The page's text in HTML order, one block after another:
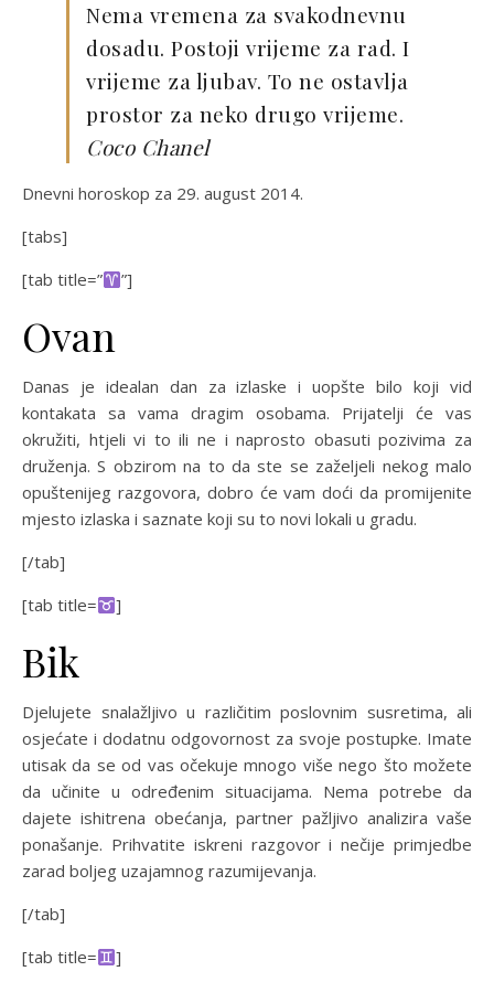
Nema vremena za svakodnevnu
dosadu. Postoji vrijeme za rad. I
vrijeme za ljubav. To ne ostavlja
prostor za neko drugo vrijeme.
Coco Chanel
Dnevni horoskop za 29. august 2014.
[tabs]
[tab title=”
”]
Ovan
Danas je idealan dan za izlaske i uopšte bilo koji vid
kontakata sa vama dragim osobama. Prijatelji će vas
okružiti, htjeli vi to ili ne i naprosto obasuti pozivima za
druženja. S obzirom na to da ste se zaželjeli nekog malo
opuštenijeg razgovora, dobro će vam doći da promijenite
mjesto izlaska i saznate koji su to novi lokali u gradu.
[/tab]
[tab title=
]
Bik
Djelujete snalažljivo u različitim poslovnim susretima, ali
osjećate i dodatnu odgovornost za svoje postupke. Imate
utisak da se od vas očekuje mnogo više nego što možete
da učinite u određenim situacijama. Nema potrebe da
dajete ishitrena obećanja, partner pažljivo analizira vaše
ponašanje. Prihvatite iskreni razgovor i nečije primjedbe
zarad boljeg uzajamnog razumijevanja.
[/tab]
[tab title=
]